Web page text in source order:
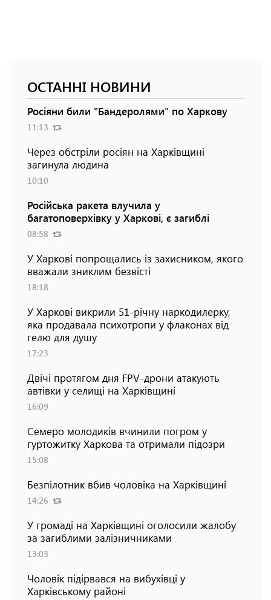
ОСТАННІ НОВИНИ
Росіяни били "Бандеролями" по Харкову
11:13
Через обстріли росіян на Харківщині
загинула людина
10:10
Російська ракета влучила у
багатоповерхівку у Харкові, є загиблі
08:58
У Харкові попрощались із захисником, якого
вважали зниклим безвісті
18:18
У Харкові викрили 51-річну наркодилерку,
яка продавала психотропи у флаконах від
гелю для душу
17:23
Двічі протягом дня FPV-дрони атакують
автівки у селищі на Харківщині
16:09
Семеро молодиків вчинили погром у
гуртожитку Харкова та отримали підозри
15:08
Безпілотник вбив чоловіка на Харківщині
14:26
У громаді на Харківщині оголосили жалобу
за загиблими залізничниками
13:03
Чоловік підірвався на вибухівці у
Харківському районі